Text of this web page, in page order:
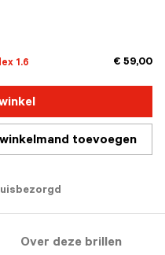
1.6 € 59,00
toevoegen
Over deze brillen